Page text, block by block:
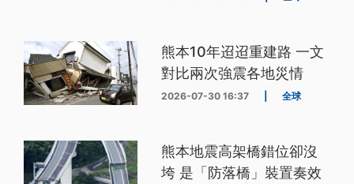
熊本10年迢迢重建路 一文
對比兩次強震各地災情
2026-07-30 16:37 全球
熊本地震高架橋錯位卻沒
垮 是「防落橋」裝置奏效